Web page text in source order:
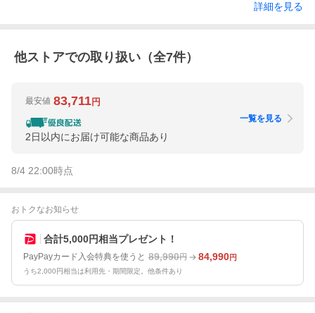
詳細を見る
他ストアでの取り扱い（全7件）
最安値 83,711円
2日以内にお届け可能な商品あり
一覧を見る
8/4 22:00時点
おトクなお知らせ
合計5,000円相当プレゼント！
PayPayカード入会特典を使うと 89,990円 84,990円
うち2,000円相当は利用先・期間限定。他条件あり